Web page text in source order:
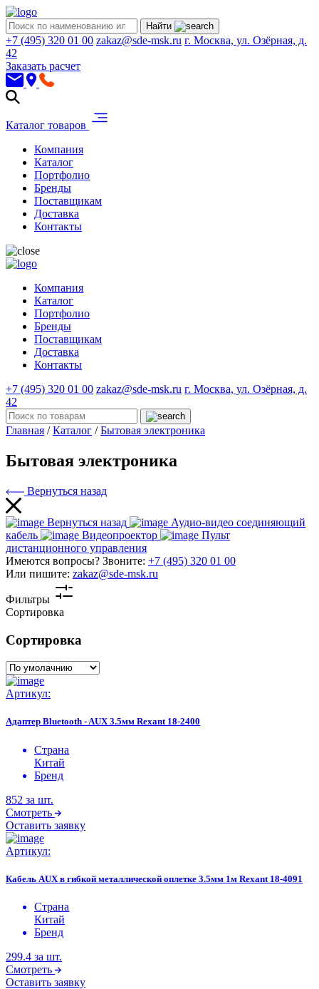
Найти
+7 (495) 320 01 00 zakaz@sde-msk.ru г. Москва, ул. Озёрная, д.
42
Заказать расчет
Каталог товаров
Компания
Каталог
Портфолио
Бренды
Поставщикам
Доставка
Контакты
Компания
Каталог
Портфолио
Бренды
Поставщикам
Доставка
Контакты
+7 (495) 320 01 00 zakaz@sde-msk.ru г. Москва, ул. Озёрная, д.
42
Главная / Каталог / Бытовая электроника
Бытовая электроника
Вернуться назад
Вернуться назад
Аудио-видео соединяющий
кабель
Видеопроектор
Пульт
дистанционного управления
Имеются вопросы? Звоните: +7 (495) 320 01 00
Или пишите: zakaz@sde-msk.ru
Фильтры
Сортировка
Сортировка
Артикул:
Адаптер Bluetooth - AUX 3.5мм Rexant 18-2400
Страна
Китай
Бренд
852 за шт.
Смотреть
Оставить заявку
Артикул:
Кабель AUX в гибкой металлической оплетке 3.5мм 1м Rexant 18-4091
Страна
Китай
Бренд
299.4 за шт.
Смотреть
Оставить заявку